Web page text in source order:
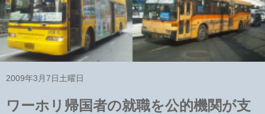
2009年3月7日土曜日
ワーホリ帰国者の就職を公的機関が支